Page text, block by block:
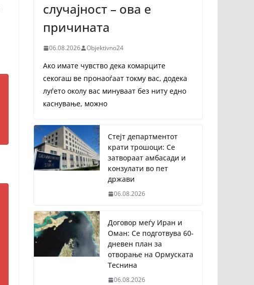
случајност – ова е
причината
06.08.2026 Objektivno24
Ако имате чувство дека комарците
секогаш ве пронаоѓаат токму вас, додека
луѓето околу вас минуваат без ниту едно
каснување, можно
Стејт департментот
крати трошоци: Се
затвораат амбасади и
конзулати во пет
држави
06.08.2026
Договор меѓу Иран и
Оман: Се подготвува 60-
дневен план за
отворање на Ормуската
Теснина
06.08.2026